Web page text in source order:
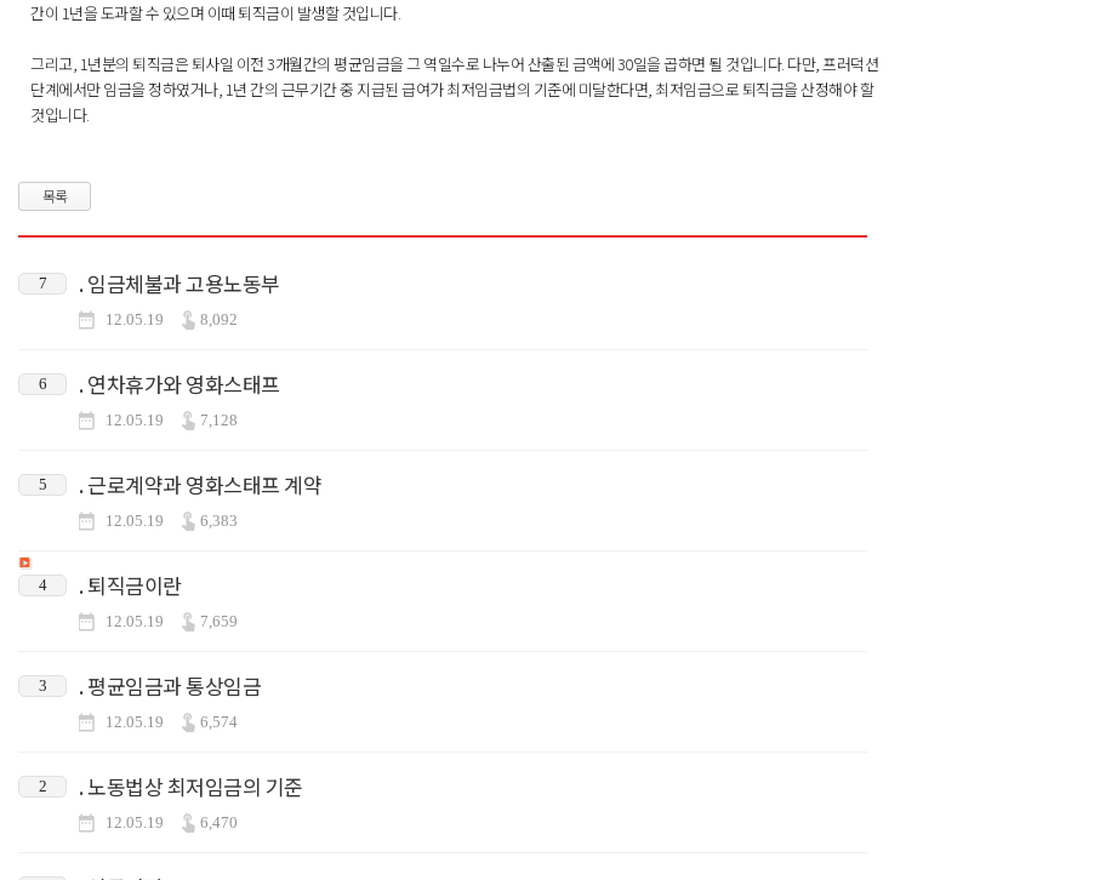
간이 1년을 도과할 수 있으며 이때 퇴직금이 발생할 것입니다.
그리고, 1년분의 퇴직금은 퇴사일 이전 3개월간의 평균임금을 그 역일수로 나누어 산출된 금액에 30일을 곱하면 될 것입니다. 다만, 프러덕션
단계에서만 임금을 정하였거나, 1년 간의 근무기간 중 지급된 급여가 최저임금법의 기준에 미달한다면, 최저임금으로 퇴직금을 산정해야 할
것입니다.
목록
7 . 임금체불과 고용노동부
12.05.19 8,092
6 . 연차휴가와 영화스태프
12.05.19 7,128
5 . 근로계약과 영화스태프 계약
12.05.19 6,383
4 . 퇴직금이란
12.05.19 7,659
3 . 평균임금과 통상임금
12.05.19 6,574
2 . 노동법상 최저임금의 기준
12.05.19 6,470